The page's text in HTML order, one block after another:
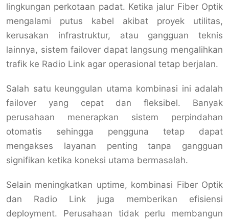
lingkungan perkotaan padat. Ketika jalur Fiber Optik
mengalami putus kabel akibat proyek utilitas,
kerusakan infrastruktur, atau gangguan teknis
lainnya, sistem failover dapat langsung mengalihkan
trafik ke Radio Link agar operasional tetap berjalan.
Salah satu keunggulan utama kombinasi ini adalah
failover yang cepat dan fleksibel. Banyak
perusahaan menerapkan sistem perpindahan
otomatis sehingga pengguna tetap dapat
mengakses layanan penting tanpa gangguan
signifikan ketika koneksi utama bermasalah.
Selain meningkatkan uptime, kombinasi Fiber Optik
dan Radio Link juga memberikan efisiensi
deployment. Perusahaan tidak perlu membangun